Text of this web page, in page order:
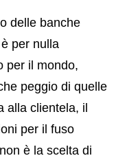
delle banche
per nulla
per il mondo,
peggio di quelle
alla clientela, il
per il fuso
è la scelta di